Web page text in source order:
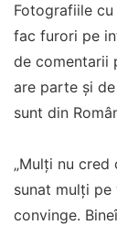
Fotografiile
fac furori pe
de comentarii
are parte și
sunt din
„Mulți nu cred
sunat mulți
convinge.